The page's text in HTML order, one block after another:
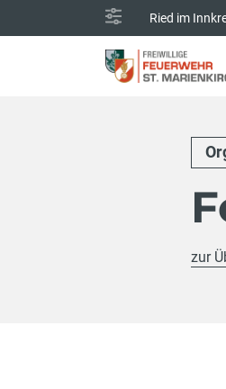
Ried im
zur